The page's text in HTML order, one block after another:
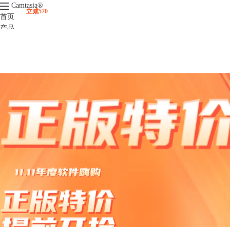
Camtasia®
首页
产品
立减570
视频课程